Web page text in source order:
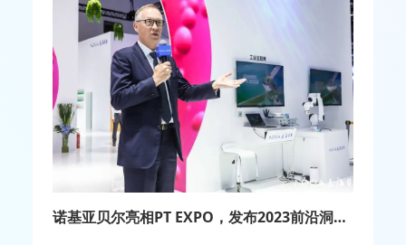
诺基亚贝尔亮相PT EXPO，发布2023前沿洞察报告